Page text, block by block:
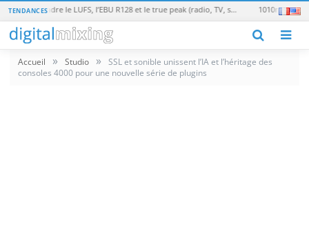
TENDANCES Loudness en broadcast : comprendre le LUFS, l’EBU R128 et le true peak (radio, TV, streaming)
Accueil » Studio »
SSL et sonible unissent l’IA et l’héritage des
consoles 4000 pour une nouvelle série de plugins